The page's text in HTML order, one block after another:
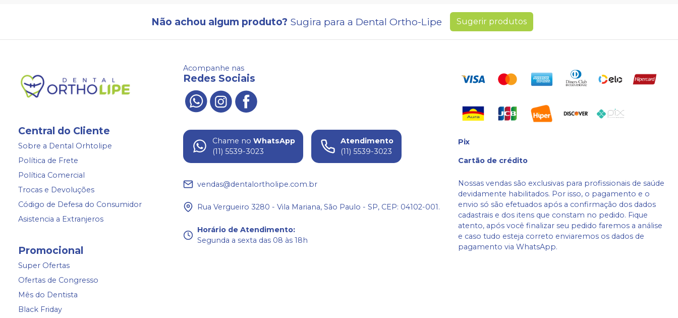
Não achou algum produto? Sugira para a Dental Ortho-Lipe Sugerir produtos
Central do Cliente
Sobre a Dental Orhtolipe
Política de Frete
Política Comercial
Trocas e Devoluções
Código de Defesa do Consumidor
Asistencia a Extranjeros
Promocional
Super Ofertas
Ofertas de Congresso
Mês do Dentista
Black Friday
Acompanhe nas
Redes Sociais
Chame no WhatsApp
(11) 5539-3023
Atendimento
(11) 5539-3023
vendas@dentalortholipe.com.br
Rua Vergueiro 3280 - Vila Mariana, São Paulo - SP, CEP: 04102-001.
Horário de Atendimento:
Segunda a sexta das 08 às 18h
Pix
Cartão de crédito
Nossas vendas são exclusivas para profissionais de saúde
devidamente habilitados. Por isso, o pagamento e o
envio só são efetuados após a confirmação dos dados
cadastrais e dos itens que constam no pedido. Fique
atento, após você finalizar seu pedido faremos a análise
e caso tudo esteja correto enviaremos os dados de
pagamento via WhatsApp.